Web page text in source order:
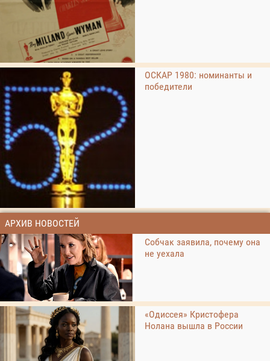
ОСКАР 1980: номинанты и
победители
АРХИВ НОВОСТЕЙ
Собчак заявила, почему она
не уехала
«Одиссея» Кристофера
Нолана вышла в России